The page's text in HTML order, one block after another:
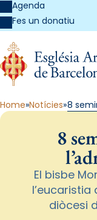
Agenda
Fes un donatiu
Home Notícies 8
8
El bisbe
diòcesi